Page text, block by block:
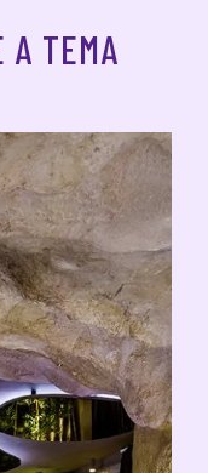
A TEMA